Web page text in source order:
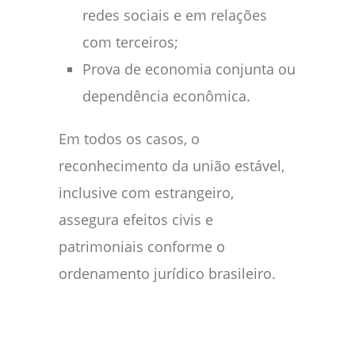
redes sociais e em relações
com terceiros;
Prova de economia conjunta ou
dependência econômica.
Em todos os casos, o
reconhecimento da união estável,
inclusive com estrangeiro,
assegura efeitos civis e
patrimoniais conforme o
ordenamento jurídico brasileiro.